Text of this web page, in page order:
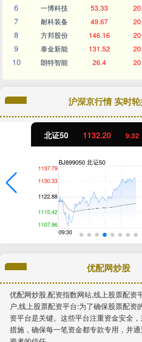
6 一博科技 53.33
7 耐科装备 49.67
8 方邦股份 146.16
9 泰金新能 131.52
10 朗特智能 26.4
沪深京行情 实时
北证50 1132.20 9.32
优配网炒股
优配网炒股,配资指数网站,线上股票配资
户,线上股票配资平台:为了确保股票配资
资平台是关键。这些平台注重资金安全
措施，确保每一笔资金都专款专用，并